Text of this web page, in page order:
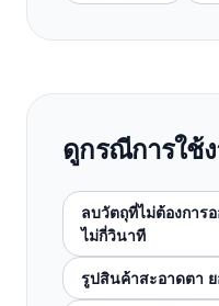
ดูกรณีการใช้
ลบวัตถุที่ไม่ต้องการ
ไม่กี่วินาที
รูปสินค้าสะอาดตา